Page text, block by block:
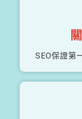
SEO保證第